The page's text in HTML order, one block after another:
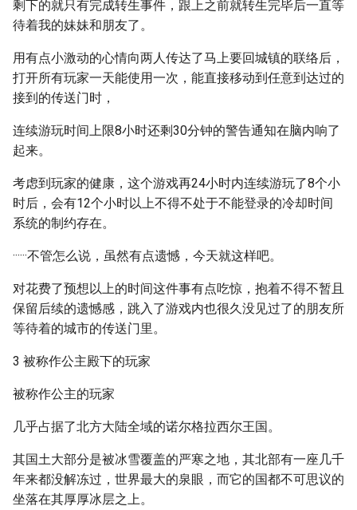
剩下的就只有完成转生事件，跟上之前就转生完毕后一直等
待着我的妹妹和朋友了。
用有点小激动的心情向两人传达了马上要回城镇的联络后，
打开所有玩家一天能使用一次，能直接移动到任意到达过的
接到的传送门时，
连续游玩时间上限8小时还剩30分钟的警告通知在脑内响了
起来。
考虑到玩家的健康，这个游戏再24小时内连续游玩了8个小
时后，会有12个小时以上不得不处于不能登录的冷却时间
系统的制约存在。
······不管怎么说，虽然有点遗憾，今天就这样吧。
对花费了预想以上的时间这件事有点吃惊，抱着不得不暂且
保留后续的遗憾感，跳入了游戏内也很久没见过了的朋友所
等待着的城市的传送门里。
3 被称作公主殿下的玩家
被称作公主的玩家
几乎占据了北方大陆全域的诺尔格拉西尔王国。
其国土大部分是被冰雪覆盖的严寒之地，其北部有一座几千
年来都没解冻过，世界最大的泉眼，而它的国都不可思议的
坐落在其厚厚冰层之上。